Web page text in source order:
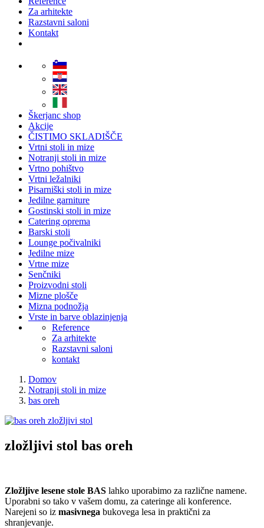
Za arhitekte
Razstavni saloni
Kontakt
Škerjanc shop
Akcije
ČISTIMO SKLADIŠČE
Vrtni stoli in mize
Notranji stoli in mize
Vrtno pohištvo
Vrtni ležalniki
Pisarniški stoli in mize
Jedilne garniture
Gostinski stoli in mize
Catering oprema
Barski stoli
Lounge počivalniki
Jedilne mize
Vrtne mize
Senčniki
Proizvodni stoli
Mizne plošče
Mizna podnožja
Vrste in barve oblazinjenja
Reference
Za arhitekte
Razstavni saloni
kontakt
Domov
Notranji stoli in mize
bas oreh
zložljivi stol bas oreh
Zložljive lesene stole BAS lahko uporabimo za različne namene.
Uporabni so tako v vašem domu, za cateringe ali konference.
Narejeni so iz masivnega bukovega lesa in praktični za
shranjevanje.